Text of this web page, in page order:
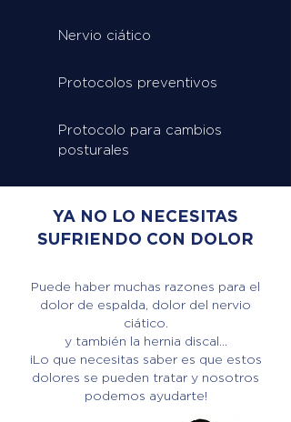
Nervio ciático
Protocolos preventivos
Protocolo para cambios
posturales
YA NO LO NECESITAS
SUFRIENDO CON DOLOR
Puede haber muchas razones para el
dolor de espalda, dolor del nervio
ciático.
y también la hernia discal...
¡Lo que necesitas saber es que estos
dolores se pueden tratar y nosotros
podemos ayudarte!